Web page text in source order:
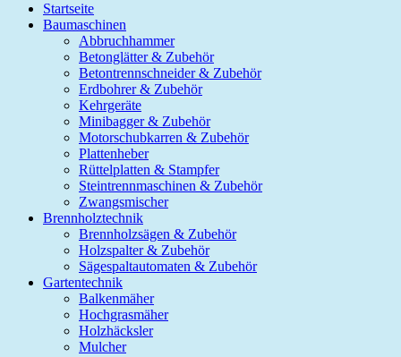
Startseite
Baumaschinen
Abbruchhammer
Betonglätter & Zubehör
Betontrennschneider & Zubehör
Erdbohrer & Zubehör
Kehrgeräte
Minibagger & Zubehör
Motorschubkarren & Zubehör
Plattenheber
Rüttelplatten & Stampfer
Steintrennmaschinen & Zubehör
Zwangsmischer
Brennholztechnik
Brennholzsägen & Zubehör
Holzspalter & Zubehör
Sägespaltautomaten & Zubehör
Gartentechnik
Balkenmäher
Hochgrasmäher
Holzhäcksler
Mulcher